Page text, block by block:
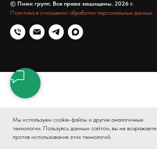
Мы используем cookie-файлы и другие аналогичные
технологии. Пользуясь данным сайтом, вы не возражаете
против использования этих технологий.
© Пиюк групп. Все права защищены. 2026 г.
Политика в отношении обработки персональных данных.